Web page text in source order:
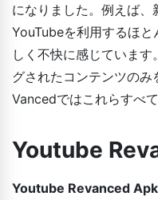
になりました。例えば、
YouTubeを利用するほ
しく不快に感じていま
グされたコンテンツの
Vancedではこれらすべ
Youtube
Youtube Revanced Apk